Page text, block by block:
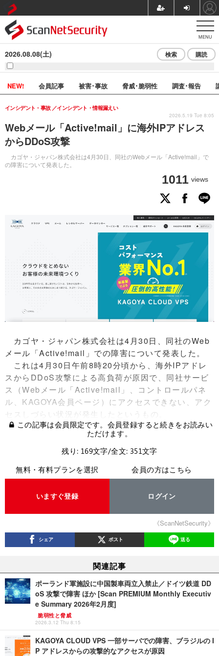
MENU
2026.08.08(土) 検索 購読
NEW! 会員記事 被害･事故 脅威･脆弱性 調査･報告
Webメール「Active!mail」に海外IPアドレス
からDDoS攻撃
カゴヤ・ジャパン株式会社は4月30日、同社のWebメール「Active!mail」で
の障害について発表した。
インシデント・事故 インシデント・情報漏えい
1011 views
2026.5.19 Tue 8:05
カゴヤ・ジャパン株式会社は4月30日、同社のWeb
メール「Active!mail」での障害について発表した。
これは4月30日午前8時20分頃から、海外IPアドレ
スからDDoS攻撃による高負荷が原因で、同社サービ
ス（Webメール「Active!mail」、コントロールパネ
ル、KAGOYA会員ページ）にアクセスできない、アク
セスしづらい状況が発生したというもの。
この記事は会員限定です。会員登録すると続きをお読みい
ただけます。
残り: 169文字/全文: 351文字
無料・有料プランを選択
いますぐ登録
会員の方はこちら
ログイン
《ScanNetSecurity》
シェア ポスト 送る
関連記事
ポーランド軍施設に中国製車両立入禁止／ドイツ鉄道 DD
oS 攻撃で障害 ほか [Scan PREMIUM Monthly Executiv
e Summary 2026年2月度]
脆弱性と脅威
2026.3.12 Thu 8:15
KAGOYA CLOUD VPS 一部サーバでの障害、ブラジルの I
P アドレスからの攻撃的なアクセスが原因